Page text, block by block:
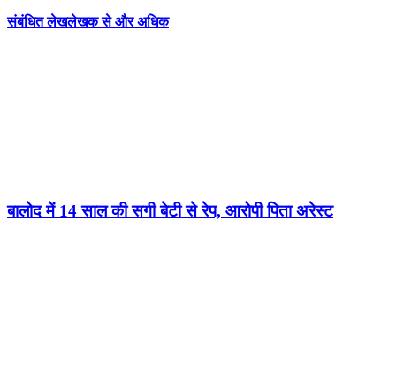
संबंधित लेखलेखक से और अधिक
बालोद में 14 साल की सगी बेटी से रेप, आरोपी पिता अरेस्ट